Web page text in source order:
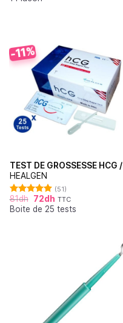
-11%
TEST DE GROSSESSE HCG /
HEALGEN
Note
4.88
sur 5
(51)
81dh 72dh TTC
Boite de 25 tests